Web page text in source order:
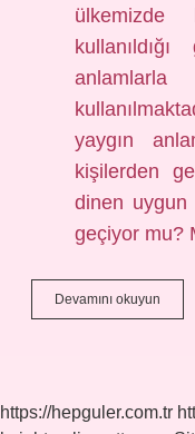
ülkemizde
yaygın
kişilerden
dinen uygun
geçiyor mu?
Devamını okuyun
Ismi
https://hepguler.com.tr